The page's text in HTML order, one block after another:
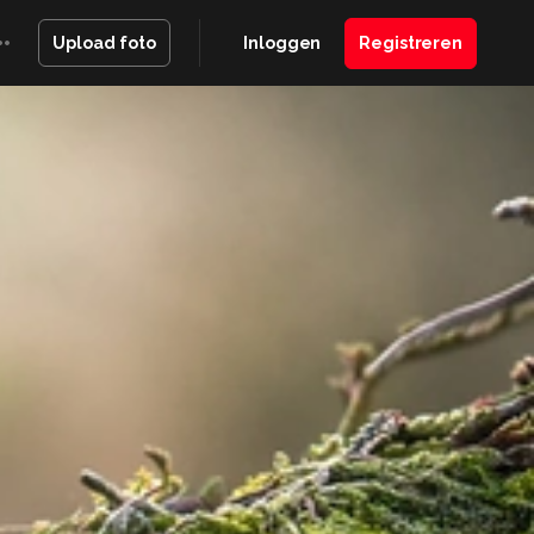
Upload foto Inloggen Registreren